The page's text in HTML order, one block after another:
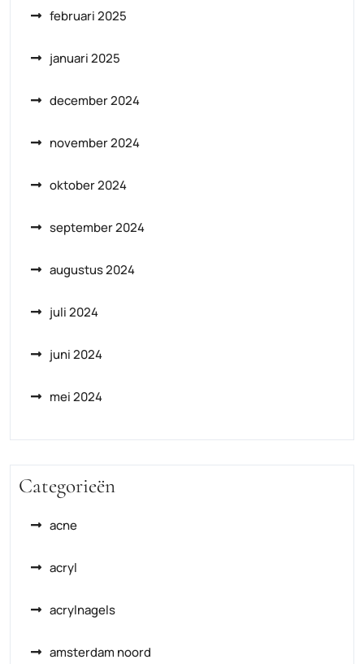
februari 2025
januari 2025
december 2024
november 2024
oktober 2024
september 2024
augustus 2024
juli 2024
juni 2024
mei 2024
Categorieën
acne
acryl
acrylnagels
amsterdam noord